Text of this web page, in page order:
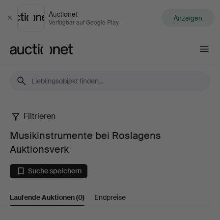
Schließen
Auctionet
Verfügbar auf Google Play Anzeigen
Musikinstrumente
bei
Roslagens
Auktionsverk
Filtrieren
Musikinstrumente bei Roslagens
Auktionsverk
Suche speichern
Laufende Auktionen(0) Endpreise